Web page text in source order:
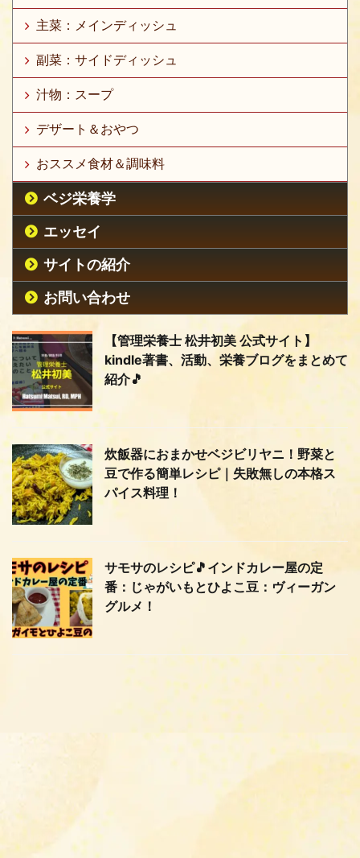
主菜：メインディッシュ
副菜：サイドディッシュ
汁物：スープ
デザート＆おやつ
おススメ食材＆調味料
ベジ栄養学
エッセイ
サイトの紹介
お問い合わせ
【管理栄養士 松井初美 公式サイト】
kindle著書、活動、栄養ブログをまとめて
紹介🎵
炊飯器におまかせベジビリヤニ！野菜と
豆で作る簡単レシピ｜失敗無しの本格ス
パイス料理！
サモサのレシピ🎵インドカレー屋の定
番：じゃがいもとひよこ豆：ヴィーガン
グルメ！